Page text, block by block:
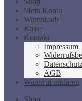
Shop
Mein Konto
Warenkorb
Kasse
Kontakt
Impressum
AGB
Widerruf erklären
Shop